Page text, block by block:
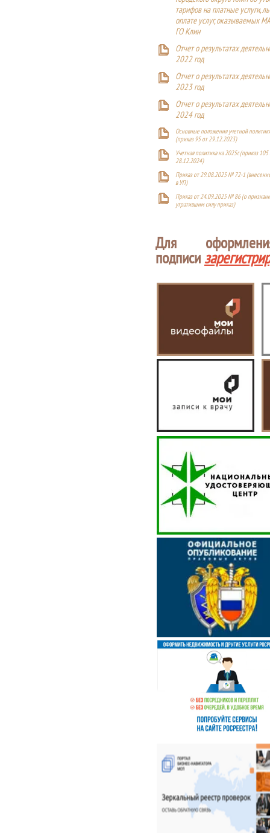
тарифов на платные услуги,
оплате услуг, оказываемых
ГО Клин
Отчет о результатах
2022 год
Отчет о результатах
2023 год
Отчет о результатах
2024 год
Основные положения учетной
(приказ 95 от 29.12.2023)
Учетная политика на 2025г. (приказ 105
28.12.2024)
Приказ от 29.08.2025 № 72-1
в УП)
Приказ от 24.09.2025 № 86 (о
утратившим силу приказ)
Для
подписи